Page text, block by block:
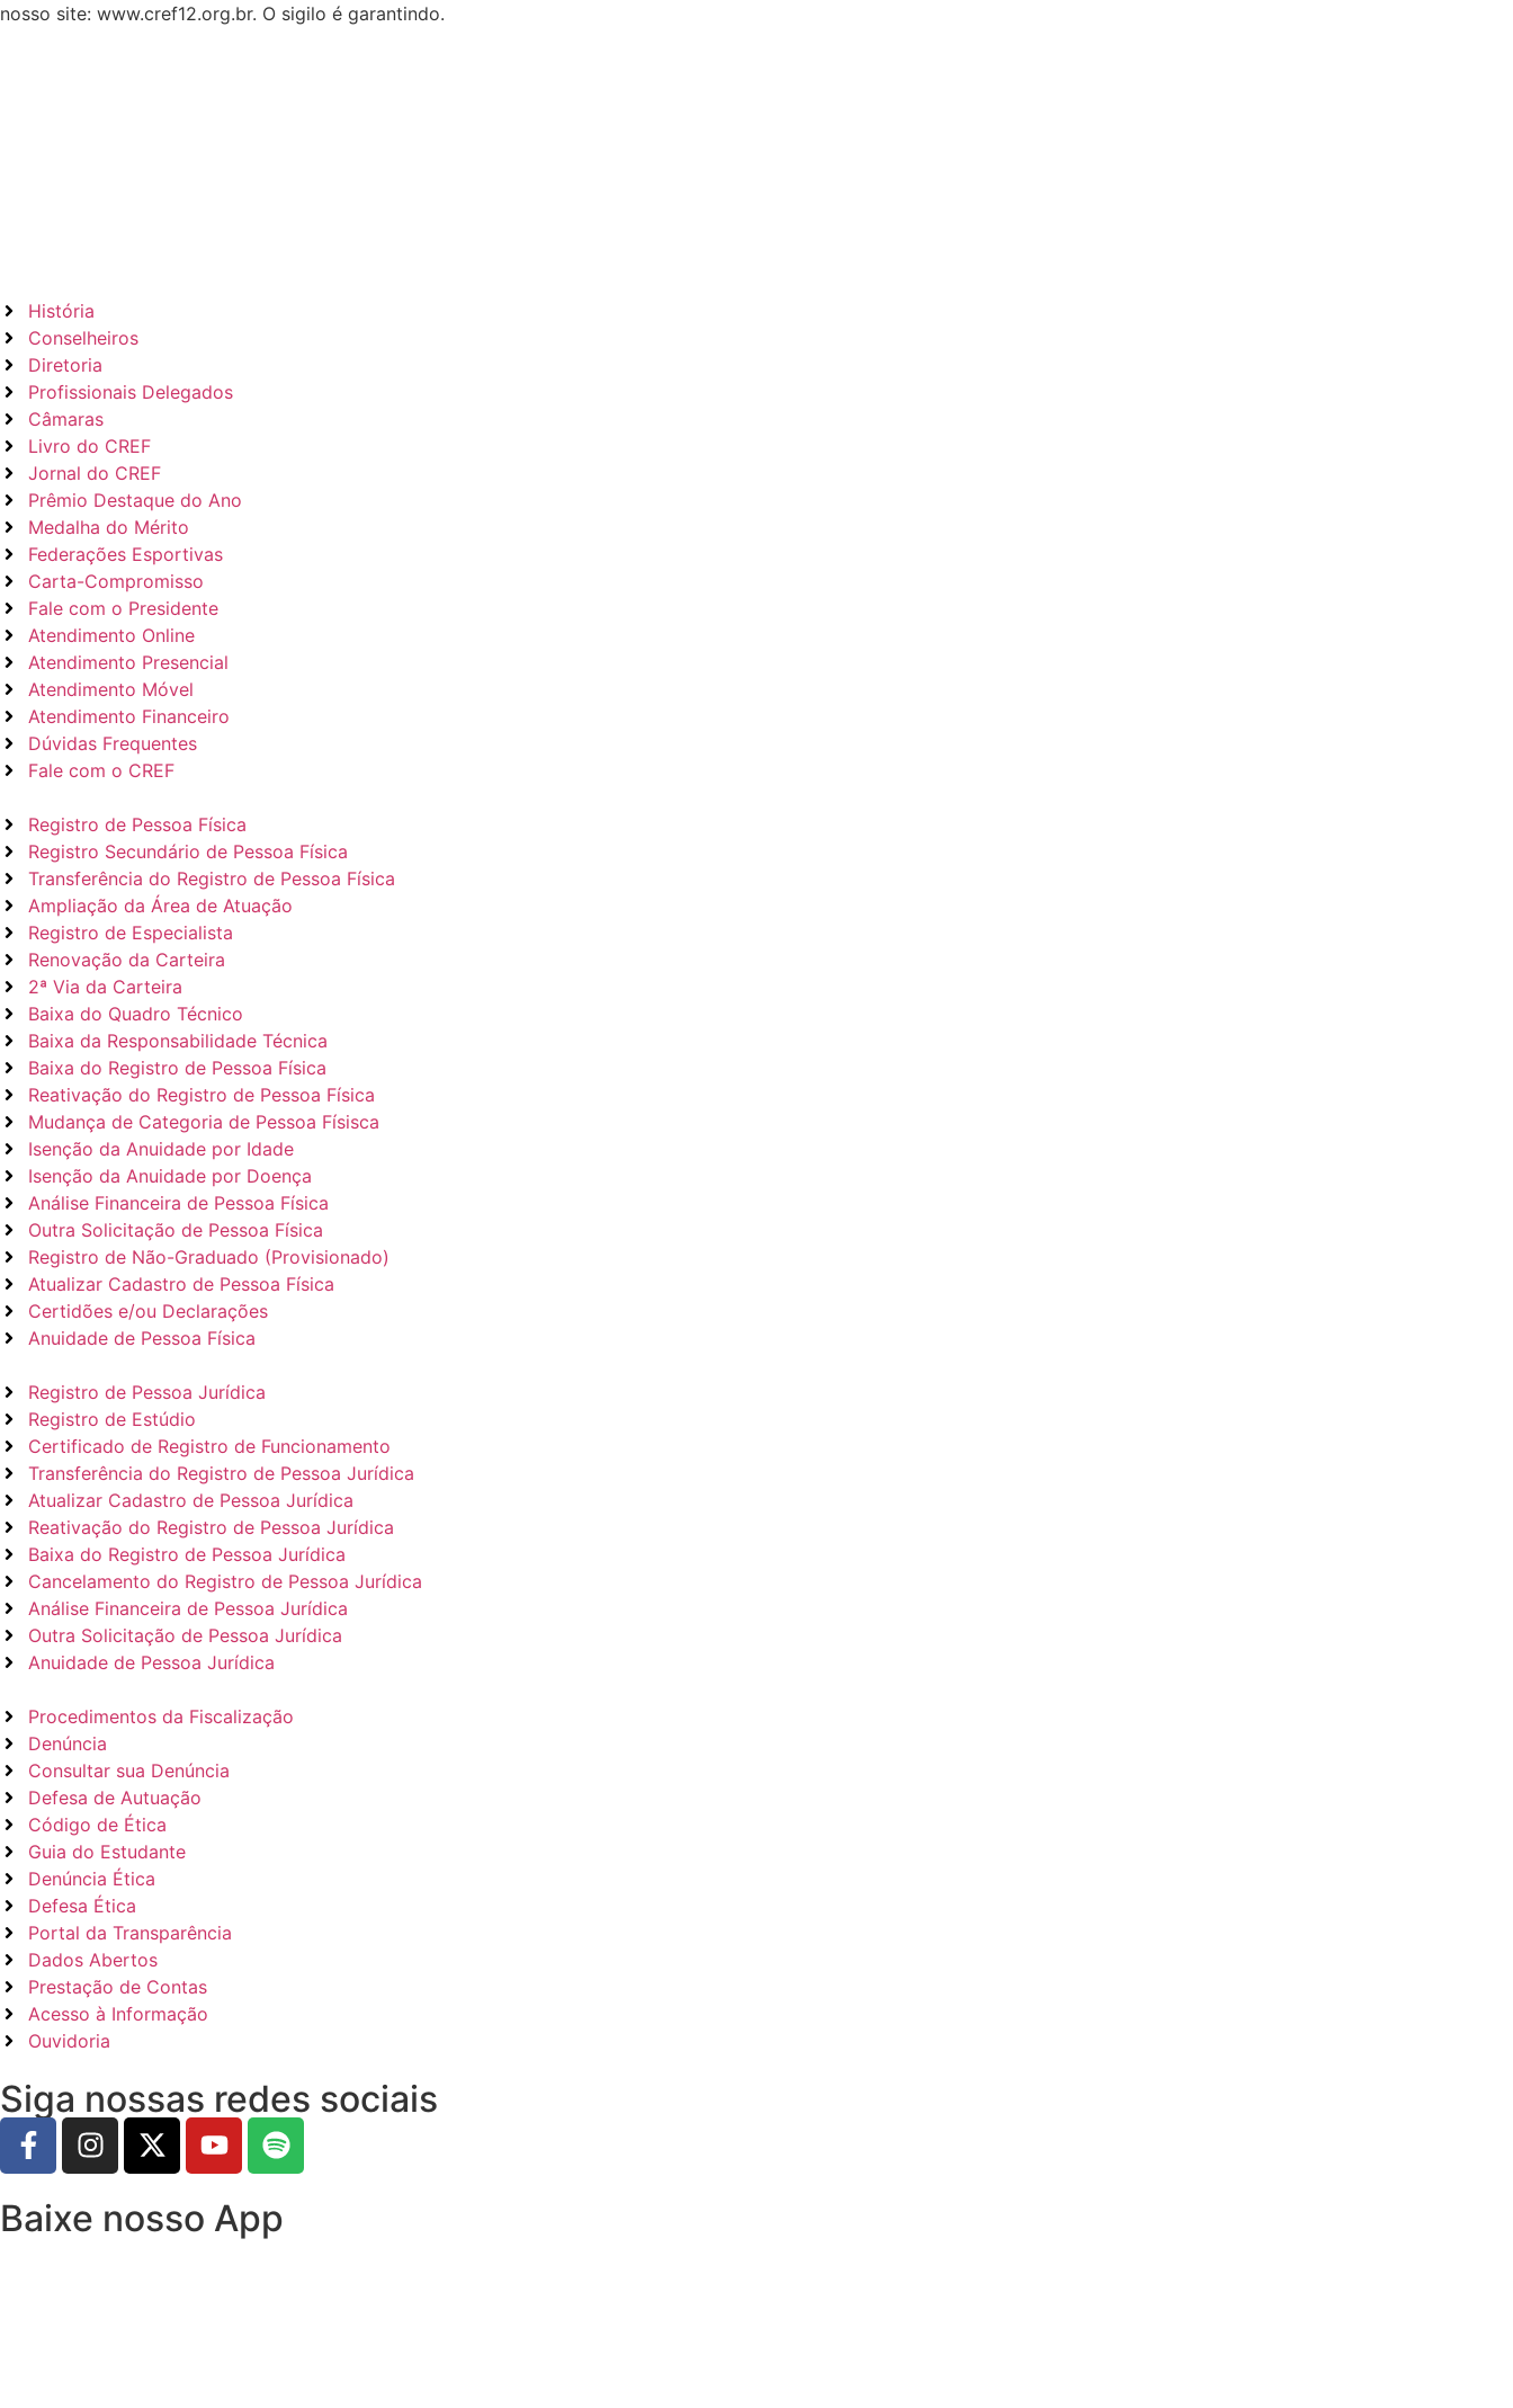
nosso site: www.cref12.org.br. O sigilo é garantindo.
História
Conselheiros
Diretoria
Profissionais Delegados
Câmaras
Livro do CREF
Jornal do CREF
Prêmio Destaque do Ano
Medalha do Mérito
Federações Esportivas
Carta-Compromisso
Fale com o Presidente
Atendimento Online
Atendimento Presencial
Atendimento Móvel
Atendimento Financeiro
Dúvidas Frequentes
Fale com o CREF
Registro de Pessoa Física
Registro Secundário de Pessoa Física
Transferência do Registro de Pessoa Física
Ampliação da Área de Atuação
Registro de Especialista
Renovação da Carteira
2ª Via da Carteira
Baixa do Quadro Técnico
Baixa da Responsabilidade Técnica
Baixa do Registro de Pessoa Física
Reativação do Registro de Pessoa Física
Mudança de Categoria de Pessoa Físisca
Isenção da Anuidade por Idade
Isenção da Anuidade por Doença
Análise Financeira de Pessoa Física
Outra Solicitação de Pessoa Física
Registro de Não-Graduado (Provisionado)
Atualizar Cadastro de Pessoa Física
Certidões e/ou Declarações
Anuidade de Pessoa Física
Registro de Pessoa Jurídica
Registro de Estúdio
Certificado de Registro de Funcionamento
Transferência do Registro de Pessoa Jurídica
Atualizar Cadastro de Pessoa Jurídica
Reativação do Registro de Pessoa Jurídica
Baixa do Registro de Pessoa Jurídica
Cancelamento do Registro de Pessoa Jurídica
Análise Financeira de Pessoa Jurídica
Outra Solicitação de Pessoa Jurídica
Anuidade de Pessoa Jurídica
Procedimentos da Fiscalização
Denúncia
Consultar sua Denúncia
Defesa de Autuação
Código de Ética
Guia do Estudante
Denúncia Ética
Defesa Ética
Portal da Transparência
Dados Abertos
Prestação de Contas
Acesso à Informação
Ouvidoria
Siga nossas redes sociais
Baixe nosso App